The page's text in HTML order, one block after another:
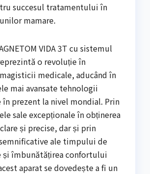
succesul tratamentului în
mamare.
VIDA 3T cu sistemul
o revoluție în
medicale, aducând în
mai avansate tehnologii
prezent la nivel mondial. Prin
sale excepționale în obținerea
și precise, dar și prin
ale timpului de
și îmbunătățirea confortului
aparat se dovedește a fi un